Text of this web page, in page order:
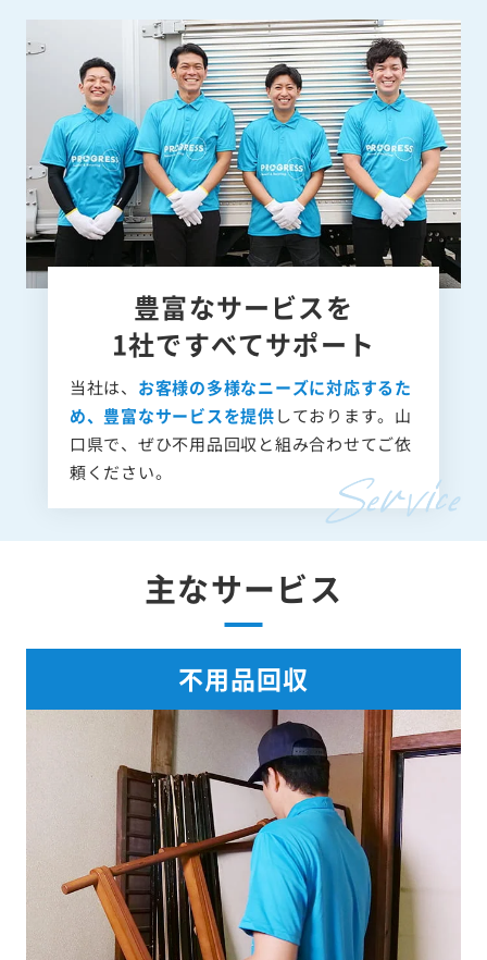
豊富なサービスを
1社ですべてサポート
当社は、 お客様の多様なニーズに対応するた
め、豊富なサービスを提供しております。山
口県で、ぜひ不用品回収と組み合わせてご依
頼ください。
主なサービス
不用品回収